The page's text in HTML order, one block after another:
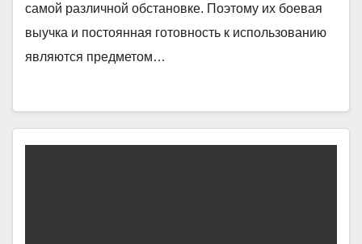
самой различной обстановке. Поэтому их боевая
выучка и постоянная готовность к использованию
являются предметом…